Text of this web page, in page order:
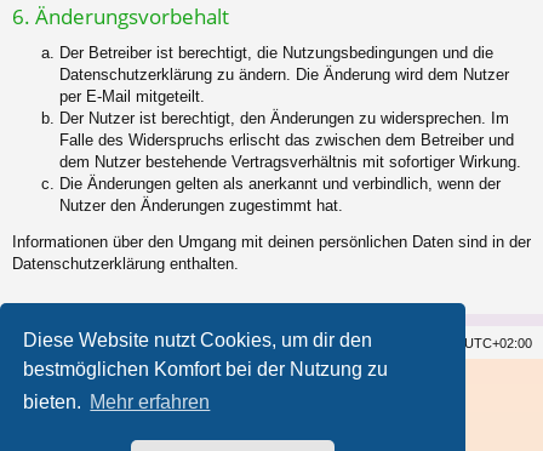
Diese Website nutzt Cookies, um dir den
bestmöglichen Komfort bei der Nutzung zu
bieten. Mehr erfahren
6. Änderungsvorbehalt
Der Betreiber ist berechtigt, die Nutzungsbedingungen und die
Datenschutzerklärung zu ändern. Die Änderung wird dem Nutzer
per E-Mail mitgeteilt.
Der Nutzer ist berechtigt, den Änderungen zu widersprechen. Im
Falle des Widerspruchs erlischt das zwischen dem Betreiber und
dem Nutzer bestehende Vertragsverhältnis mit sofortiger Wirkung.
Die Änderungen gelten als anerkannt und verbindlich, wenn der
Nutzer den Änderungen zugestimmt hat.
Informationen über den Umgang mit deinen persönlichen Daten sind in der
Datenschutzerklärung enthalten.
Foren-Übersicht UTC+02:00
Alle Cookies löschen
Kontakt
® Forum Software © phpBB Limited
Style von
Deutsche Übersetzung durchphpBB.de